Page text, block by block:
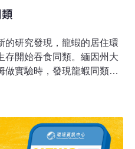
的研究發現，龍蝦的居住環
存開始吞食同類。緬因州大
做實驗時，發現龍蝦同類相
鱈魚或鯡魚及其他「底棲
多後代而且體型變大。現在
年來的最高紀錄，而且漁夫